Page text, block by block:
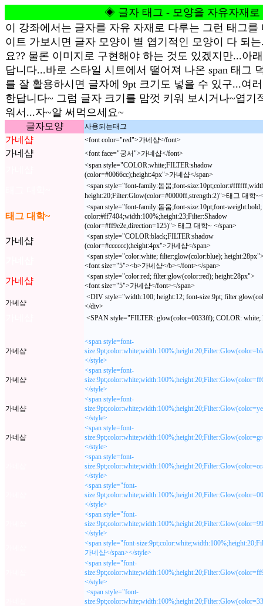
◈ 글자 태그 - 모양을 자유자재로
이 강좌에서는 글자를 자유 자재로 다루는 그런 태그를
이트 가보시면 글자 모양이 별 엽기적인 모양이 다 되
요?? 물론 이미지로 구현해야 하는 것도 있겠지만...아
답니다...바로 스타일 시트에서 떨어져 나온 span 태그
를 잘 활용하시면 글자에 9pt 크기도 넣을 수 있구...여
한답니다~ 그럼 글자 크기를 맘껏 키워 보시거나~엽기
워서...자~알 써먹으세요~
글자모양 사용되는태그
가네샵 <font color="red">가네샵</font>
가네샵 <font face="궁서">가네샵</font>
<span style="COLOR:white;FILTER:shadow
(color=#0066cc);height:4px">가네샵</span>
<span style="font-family:돋움;font-
height:20;Filter:Glow(color=#0000ff,strength:2)">태그 대학
태그 대학~
<span style="font-family:돋움;font-size:10pt;font-weight:bold;
color:#ff7404;width:100%;height:23;Filter:Shadow
(color=#ff9e2e,direction=125)"> 태그 대학~ </span>
가네샵
<span style="COLOR:black;FILTER:shadow
(color=#cccccc);height:4px">가네샵</span>
<span style="color:white; filter:glow(color:blue);
<font size="5"><b>가네샵</b></font></span>
가네샵
<span style="color:red; filter:glow(color:red); height:28px">
<font size="5">가네샵</font></span>
가네샵
<DIV style="width:100; height:12; font-size:9pt;
</div>
<SPAN style="FILTER: glow(color=0033ff); COLOR:
가네샵
<span style=font-
</style>
가네샵
<span style=font-
</style>
가네샵
<span style=font-
</style>
가네샵
<span style=font-
</style>
<span style=font-
</style>
<span style="font-
</style>
<span style="font-
</style>
<span style="font-
가네샵</span></style>
<span style="font-
</style>
<span style="font-